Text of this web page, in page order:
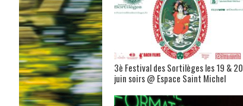
3è Festival des Sortilèges les 19 & 20
juin soirs @ Espace Saint Michel